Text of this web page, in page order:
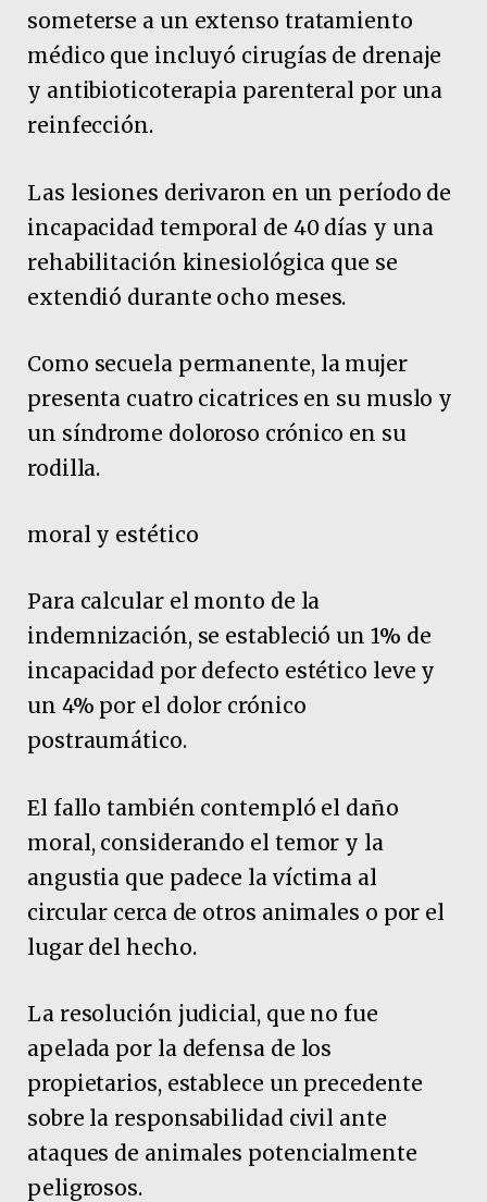
someterse a un extenso tratamiento
médico que incluyó cirugías de drenaje
y antibioticoterapia parenteral por una
reinfección.
Las lesiones derivaron en un período de
incapacidad temporal de 40 días y una
rehabilitación kinesiológica que se
extendió durante ocho meses.
Como secuela permanente, la mujer
presenta cuatro cicatrices en su muslo y
un síndrome doloroso crónico en su
rodilla.
moral y estético
Para calcular el monto de la
indemnización, se estableció un 1% de
incapacidad por defecto estético leve y
un 4% por el dolor crónico
postraumático.
El fallo también contempló el daño
moral, considerando el temor y la
angustia que padece la víctima al
circular cerca de otros animales o por el
lugar del hecho.
La resolución judicial, que no fue
apelada por la defensa de los
propietarios, establece un precedente
sobre la responsabilidad civil ante
ataques de animales potencialmente
peligrosos.